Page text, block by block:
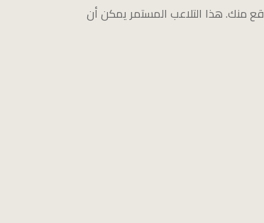
منك. هذا التلاعب المستمر يمكن أن